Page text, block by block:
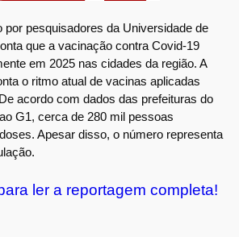
por pesquisadores da Universidade de
que a vacinação contra Covid-19
em 2025 nas cidades da região. A
o ritmo atual de vacinas aplicadas
acordo com dados das prefeituras do
G1, cerca de 280 mil pessoas
Apesar disso, o número representa
ler a reportagem completa!